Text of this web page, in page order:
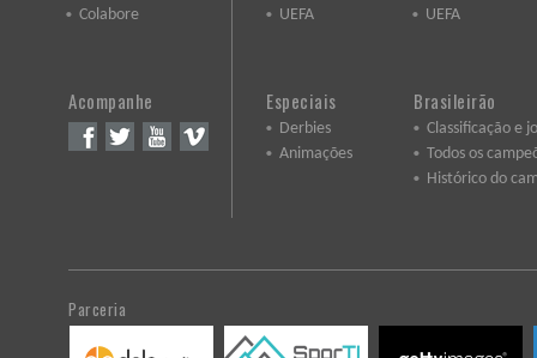
Colabore
Acompanhe
UEFA
UEFA
Especiais
Derbies
Animações
Brasileirão
Classificação e
Todos os
Histórico do
Parceria